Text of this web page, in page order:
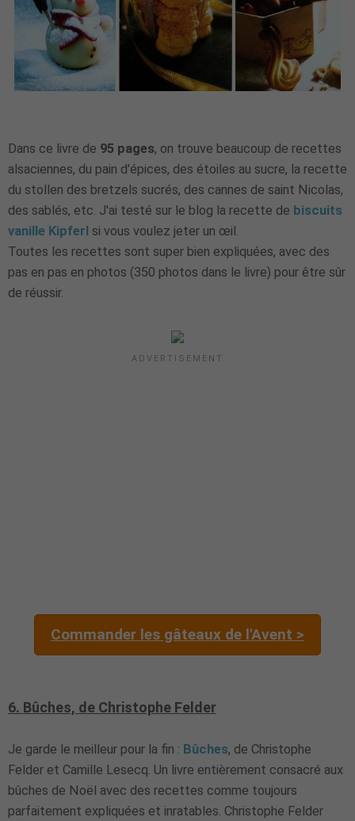
Dans ce livre de 95 pages, on trouve beaucoup de recettes
alsaciennes, du pain d'épices, des étoiles au sucre, la recette
du stollen des bretzels sucrés, des cannes de saint Nicolas,
des sablés, etc. J'ai testé sur le blog la recette de biscuits
vanille Kipferl si vous voulez jeter un œil.
Toutes les recettes sont super bien expliquées, avec des
pas en pas en photos (350 photos dans le livre) pour être sûr
de réussir.
Commander les gâteaux de l'Avent >
6. Bûches, de Christophe Felder
Je garde le meilleur pour la fin : Bûches, de Christophe
Felder et Camille Lesecq. Un livre entièrement consacré aux
bûches de Noël avec des recettes comme toujours
parfaitement expliquées et inratables. Christophe Felder